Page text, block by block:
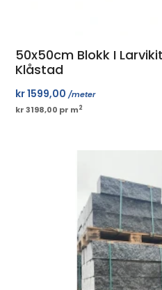
50x50cm Blokk I
Klåstad
kr1599,00 /meter
kr 3198,00 pr m2